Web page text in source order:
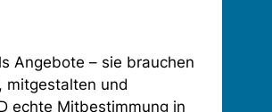
Angebote – sie brauchen
mitgestalten und
echte Mitbestimmung in